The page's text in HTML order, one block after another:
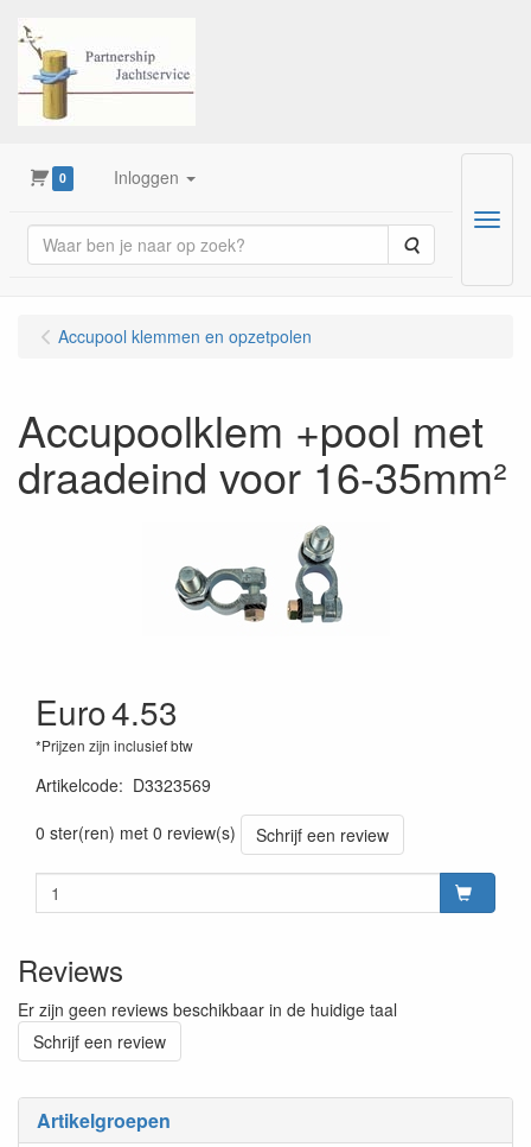
0 Inloggen
Zoeken
Menu
Artikelgroepen
Accupool klemmen en opzetpolen
Accupoolklem +pool met
draadeind voor 16-35mm²
Euro4.53
*Prijzen zijn inclusief btw
Artikelcode: D3323569
0 ster(ren) met 0 review(s)
Schrijf een review
Reviews
Er zijn geen reviews beschikbaar in de huidige taal
Schrijf een review